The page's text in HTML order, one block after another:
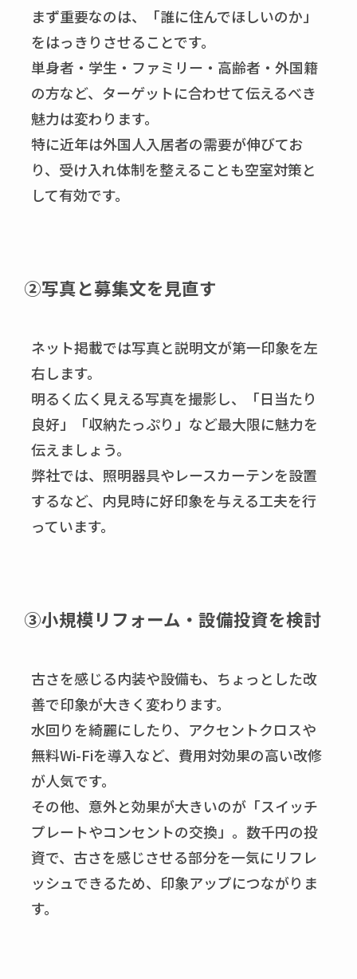
まず重要なのは、「誰に住んでほしいのか」
をはっきりさせることです。
単身者・学生・ファミリー・高齢者・外国籍
の方など、ターゲットに合わせて伝えるべき
魅力は変わります。
特に近年は外国人入居者の需要が伸びてお
り、受け入れ体制を整えることも空室対策と
して有効です。
②写真と募集文を見直す
ネット掲載では写真と説明文が第一印象を左
右します。
明るく広く見える写真を撮影し、「日当たり
良好」「収納たっぷり」など最大限に魅力を
伝えましょう。
弊社では、照明器具やレースカーテンを設置
するなど、内見時に好印象を与える工夫を行
っています。
③小規模リフォーム・設備投資を検討
古さを感じる内装や設備も、ちょっとした改
善で印象が大きく変わります。
水回りを綺麗にしたり、アクセントクロスや
無料Wi-Fiを導入など、費用対効果の高い改修
が人気です。
その他、意外と効果が大きいのが「スイッチ
プレートやコンセントの交換」。数千円の投
資で、古さを感じさせる部分を一気にリフレ
ッシュできるため、印象アップにつながりま
す。